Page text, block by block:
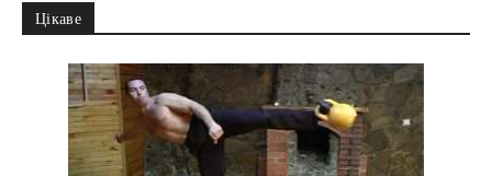
Цікаве